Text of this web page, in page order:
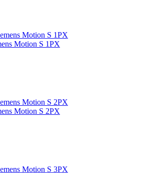
Motion S 1PX
Motion S 2PX